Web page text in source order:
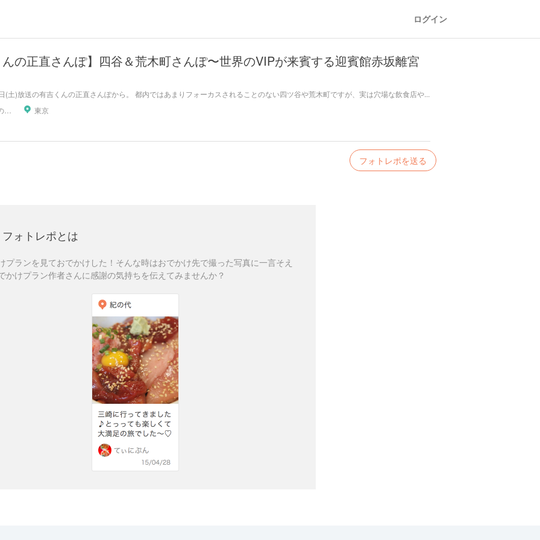
ログイン
の正直さんぽ】四谷＆荒木町さんぽ〜世界のVIPが来賓する迎賓館赤坂離宮
(土)放送の有吉くんの正直さんぽから。 都内ではあまりフォーカスされることのない四ツ谷や荒木町ですが、実は穴場な飲食店や...
東京
フォトレポを送る
フォトレポとは
プランを見ておでかけした！そんな時はおでかけ先で撮った写真に一言そえ
かけプラン作者さんに感謝の気持ちを伝えてみませんか？